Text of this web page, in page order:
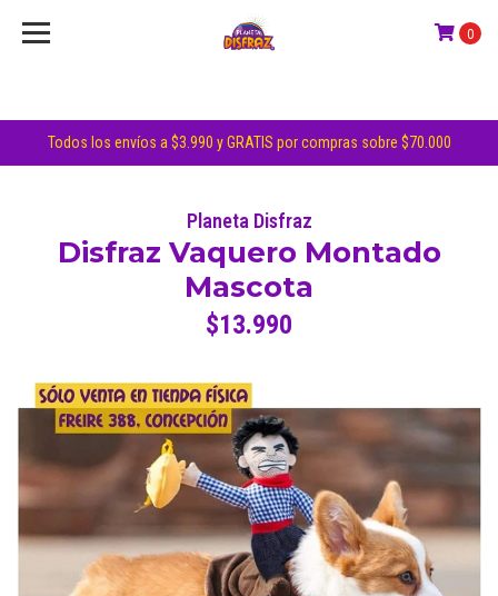
Todos los envíos a $3.990 y GRATIS por compras sobre $70.000
0
Planeta Disfraz
Disfraz Vaquero Montado
Mascota
$13.990